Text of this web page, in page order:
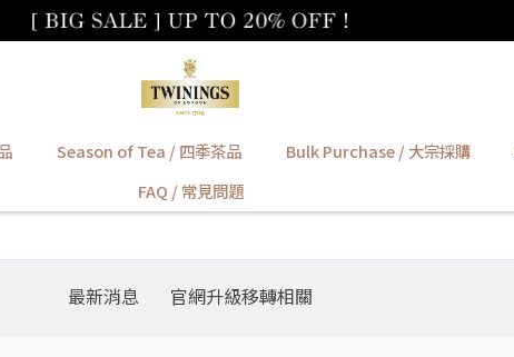
Season of Tea / 四季茶品 Bulk Purchase / 大宗採購
FAQ / 常見問題
最新消息 官網升級移轉相關